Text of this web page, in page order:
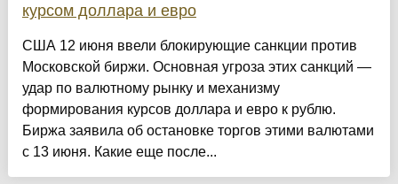
курсом доллара и евро
США 12 июня ввели блокирующие санкции против
Московской биржи. Основная угроза этих санкций —
удар по валютному рынку и механизму
формирования курсов доллара и евро к рублю.
Биржа заявила об остановке торгов этими валютами
с 13 июня. Какие еще после...